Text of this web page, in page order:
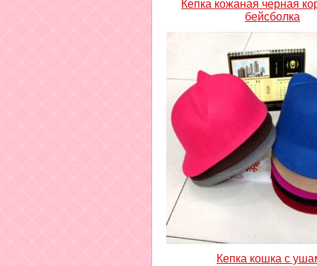
Кепка кожаная черная
бейсболка
Кепка кошка с